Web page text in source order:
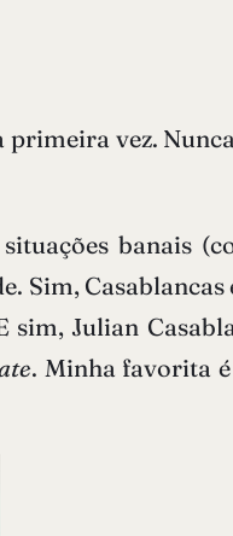
primeira vez.
banais
Sim,
sim, Julian
. Minha favorita